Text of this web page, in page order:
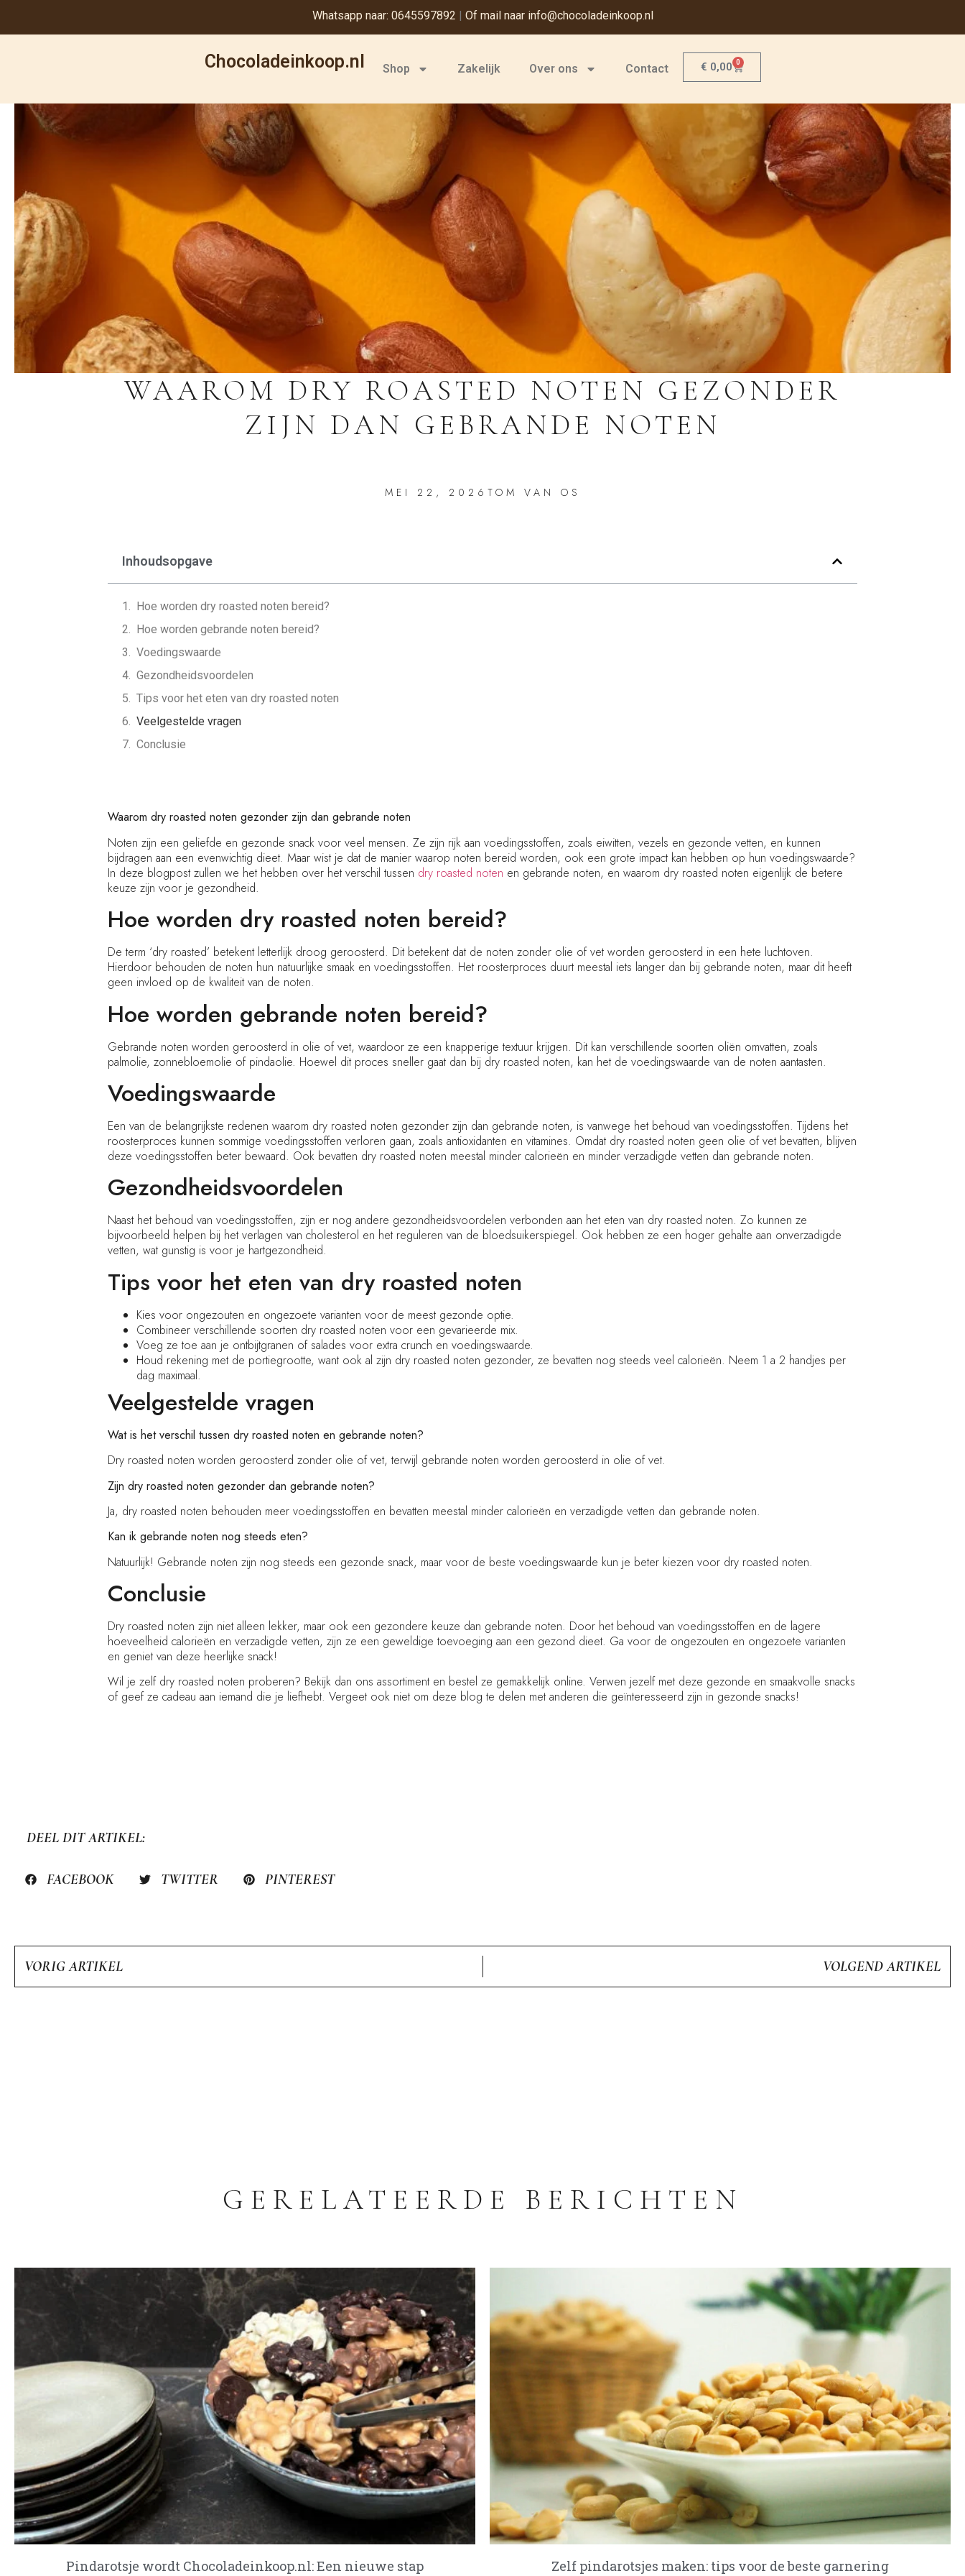
Whatsapp naar: 0645597892 | Of mail naar info@chocoladeinkoop.nl
Chocoladeinkoop.nl Shop Zakelijk Over ons Contact € 0,00 0
WAAROM DRY ROASTED NOTEN GEZONDER
ZIJN DAN GEBRANDE NOTEN
MEI 22, 2026 TOM VAN OS
Inhoudsopgave
Hoe worden dry roasted noten bereid?
Hoe worden gebrande noten bereid?
Voedingswaarde
Gezondheidsvoordelen
Tips voor het eten van dry roasted noten
Veelgestelde vragen
Conclusie
Waarom dry roasted noten gezonder zijn dan gebrande noten
Noten zijn een geliefde en gezonde snack voor veel mensen. Ze zijn rijk aan voedingsstoffen, zoals eiwitten, vezels en gezonde vetten, en kunnen
bijdragen aan een evenwichtig dieet. Maar wist je dat de manier waarop noten bereid worden, ook een grote impact kan hebben op hun voedingswaarde?
In deze blogpost zullen we het hebben over het verschil tussen dry roasted noten en gebrande noten, en waarom dry roasted noten eigenlijk de betere
keuze zijn voor je gezondheid.
Hoe worden dry roasted noten bereid?
De term ‘dry roasted’ betekent letterlijk droog geroosterd. Dit betekent dat de noten zonder olie of vet worden geroosterd in een hete luchtoven.
Hierdoor behouden de noten hun natuurlijke smaak en voedingsstoffen. Het roosterproces duurt meestal iets langer dan bij gebrande noten, maar dit heeft
geen invloed op de kwaliteit van de noten.
Hoe worden gebrande noten bereid?
Gebrande noten worden geroosterd in olie of vet, waardoor ze een knapperige textuur krijgen. Dit kan verschillende soorten oliën omvatten, zoals
palmolie, zonnebloemolie of pindaolie. Hoewel dit proces sneller gaat dan bij dry roasted noten, kan het de voedingswaarde van de noten aantasten.
Voedingswaarde
Een van de belangrijkste redenen waarom dry roasted noten gezonder zijn dan gebrande noten, is vanwege het behoud van voedingsstoffen. Tijdens het
roosterproces kunnen sommige voedingsstoffen verloren gaan, zoals antioxidanten en vitamines. Omdat dry roasted noten geen olie of vet bevatten, blijven
deze voedingsstoffen beter bewaard. Ook bevatten dry roasted noten meestal minder calorieën en minder verzadigde vetten dan gebrande noten.
Gezondheidsvoordelen
Naast het behoud van voedingsstoffen, zijn er nog andere gezondheidsvoordelen verbonden aan het eten van dry roasted noten. Zo kunnen ze
bijvoorbeeld helpen bij het verlagen van cholesterol en het reguleren van de bloedsuikerspiegel. Ook hebben ze een hoger gehalte aan onverzadigde
vetten, wat gunstig is voor je hartgezondheid.
Tips voor het eten van dry roasted noten
Kies voor ongezouten en ongezoete varianten voor de meest gezonde optie.
Combineer verschillende soorten dry roasted noten voor een gevarieerde mix.
Voeg ze toe aan je ontbijtgranen of salades voor extra crunch en voedingswaarde.
Houd rekening met de portiegrootte, want ook al zijn dry roasted noten gezonder, ze bevatten nog steeds veel calorieën. Neem 1 a 2 handjes per
dag maximaal.
Veelgestelde vragen
Wat is het verschil tussen dry roasted noten en gebrande noten?
Dry roasted noten worden geroosterd zonder olie of vet, terwijl gebrande noten worden geroosterd in olie of vet.
Zijn dry roasted noten gezonder dan gebrande noten?
Ja, dry roasted noten behouden meer voedingsstoffen en bevatten meestal minder calorieën en verzadigde vetten dan gebrande noten.
Kan ik gebrande noten nog steeds eten?
Natuurlijk! Gebrande noten zijn nog steeds een gezonde snack, maar voor de beste voedingswaarde kun je beter kiezen voor dry roasted noten.
Conclusie
Dry roasted noten zijn niet alleen lekker, maar ook een gezondere keuze dan gebrande noten. Door het behoud van voedingsstoffen en de lagere
hoeveelheid calorieën en verzadigde vetten, zijn ze een geweldige toevoeging aan een gezond dieet. Ga voor de ongezouten en ongezoete varianten
en geniet van deze heerlijke snack!
Wil je zelf dry roasted noten proberen? Bekijk dan ons assortiment en bestel ze gemakkelijk online. Verwen jezelf met deze gezonde en smaakvolle snacks
of geef ze cadeau aan iemand die je liefhebt. Vergeet ook niet om deze blog te delen met anderen die geïnteresseerd zijn in gezonde snacks!
DEEL DIT ARTIKEL:
FACEBOOK TWITTER PINTEREST
VORIG ARTIKEL VOLGEND ARTIKEL
GERELATEERDE BERICHTEN
Pindarotsje wordt Chocoladeinkoop.nl: Een nieuwe stap Zelf pindarotsjes maken: tips voor de beste garnering